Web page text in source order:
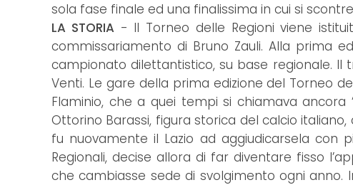
sola fase finale ed una finalissima in cui si
LA STORIA - Il Torneo delle Regioni viene
commissariamento di Bruno Zauli. Alla prima
campionato dilettantistico, su base regionale.
Venti. Le gare della prima edizione del Torneo
Flaminio, che a quei tempi si chiamava ancora
Ottorino Barassi, figura storica del calcio
fu nuovamente il Lazio ad aggiudicarsela
Regionali, decise allora di far diventare fisso
che cambiasse sede di svolgimento ogni anno.